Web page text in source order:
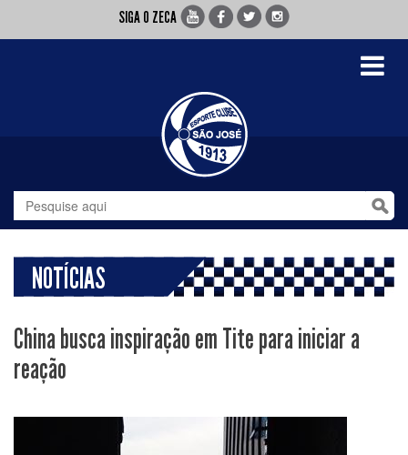
SIGA O ZECA
Toggle
NOTÍCIAS
China busca inspiração em Tite para iniciar a
reação